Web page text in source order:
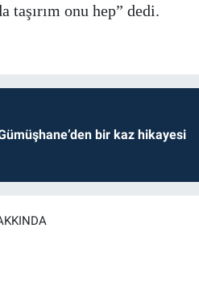
taşırım onu hep” dedi.
bir kaz hikayesi